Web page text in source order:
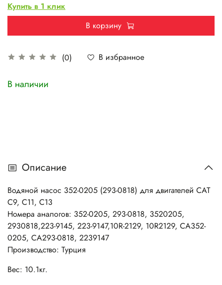
(0) В избранное
В наличии
Купить в 1 клик
В корзину
Описание
Водяной насос 352-0205 (293-0818) для двигателей CAT
C9, C11, C13
Номера аналогов: 352-0205, 293-0818, 3520205,
2930818,223-9145, 223-9147,10R-2129, 10R2129, CA352-
0205, CA293-0818, 2239147
Производство: Турция
Вес: 10.1кг.